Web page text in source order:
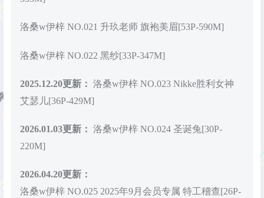
洛桑w伊梓 NO.021 升玖老师 旗袍美眉[53P-590M]
洛桑w伊梓 NO.022 黑纱[33P-347M]
2025.12.20更新： 洛桑w伊梓 NO.023 Nikke胜利女神
艾瑟儿[36P-429M]
2026.01.03更新： 洛桑w伊梓 NO.024 圣诞兔[30P-
220M]
2026.04.20更新：
洛桑w伊梓 NO.025 2025年9月会员专属 特工稽查[26P-